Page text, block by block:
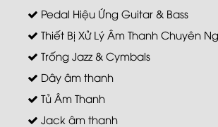
Pedal Hiệu Ứng Guitar & Bass
Thiết Bị Xử Lý Âm Thanh Chuyên
Trống Jazz & Cymbals
Dây âm thanh
Tủ Âm Thanh
Jack âm thanh